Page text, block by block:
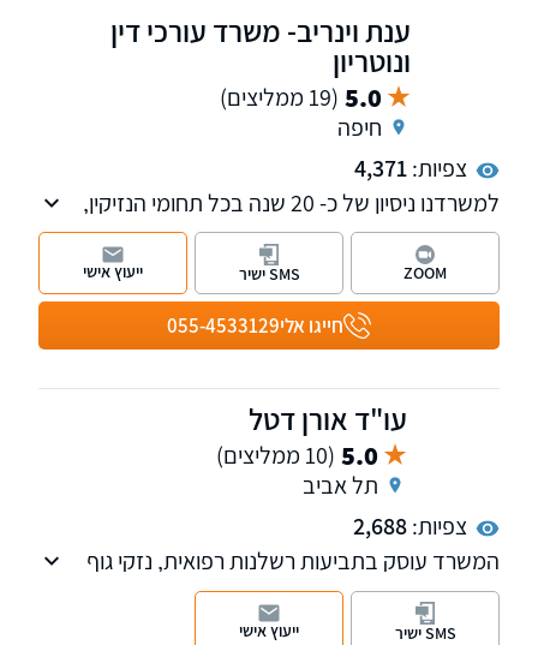
ענת וינריב- משרד עורכי דין
ונוטריון
5.0 (19 ממליצים)
חיפה
צפיות:4,371
למשרדנו ניסיון של כ- 20 שנה בכל תחומי הנזיקין,
לרבות ייצוג בפני הביטוח הלאומי ומשרד הביטחון.
כמו כן, ניתנים שירותים משפטיים בתחומים עריכת
צוואות, ייפוי כוח מתמשך ואפוטרופוס. למשרדנו
שלוחות בצפון ובמרכז הארץ.
חייגו אלי055-4533129
ZOOM SMS ישיר ייעוץ אישי
עו"ד אורן דטל
5.0 (10 ממליצים)
תל אביב
צפיות:2,688
המשרד עוסק בתביעות רשלנות רפואית, נזקי גוף
והביטוח ובתביעות משרד הביטחון
SMS ישיר ייעוץ אישי